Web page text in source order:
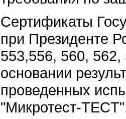
Сертификаты
при Президенте
553,556, 560,
основании
проведенных
"Микротест-